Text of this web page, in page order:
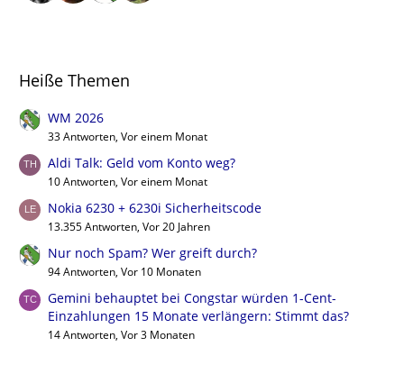
Heiße Themen
WM 2026
33 Antworten, Vor einem Monat
Aldi Talk: Geld vom Konto weg?
10 Antworten, Vor einem Monat
Nokia 6230 + 6230i Sicherheitscode
13.355 Antworten, Vor 20 Jahren
Nur noch Spam? Wer greift durch?
94 Antworten, Vor 10 Monaten
Gemini behauptet bei Congstar würden 1-Cent-
Einzahlungen 15 Monate verlängern: Stimmt das?
14 Antworten, Vor 3 Monaten